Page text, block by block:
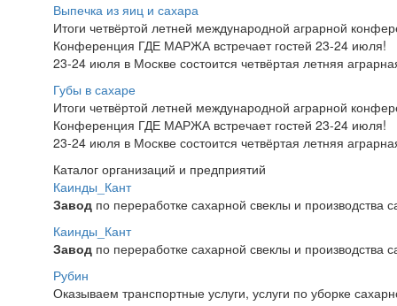
Выпечка из яиц и сахара
Итоги четвёртой летней международной аграрной
Конференция ГДЕ МАРЖА встречает гостей 23-24 июля!
23-24 июля в Москве состоится четвёртая летняя
Губы в сахаре
Итоги четвёртой летней международной аграрной
Конференция ГДЕ МАРЖА встречает гостей 23-24 июля!
23-24 июля в Москве состоится четвёртая летняя
Каталог организаций и предприятий
Каинды_Кант
Завод по переработке сахарной свеклы и производства
Каинды_Кант
Завод по переработке сахарной свеклы и производства
Рубин
Оказываем транспортные услуги, услуги по уборке